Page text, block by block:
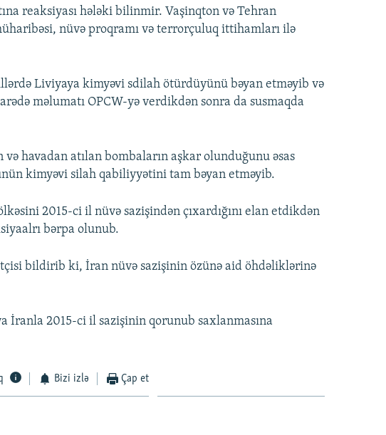
reaksiyası hələki bilinmir. Vaşinqton və Tehran
nüvə proqramı və terrorçuluq ittihamları ilə
Liviyaya kimyəvi sdilah ötürdüyünü bəyan etməyib və
məlumatı OPCW-yə verdikdən sonra da susmaqda
havadan atılan bombaların aşkar olunduğunu əsas
kimyəvi silah qabiliyyətini tam bəyan etməyib.
2015-ci il nüvə sazişindən çıxardığını elan etdikdən
bərpa olunub.
bildirib ki, İran nüvə sazişinin özünə aid öhdəliklərinə
İranla 2015-ci il sazişinin qorunub saxlanmasına
Bizi izlə Çap et